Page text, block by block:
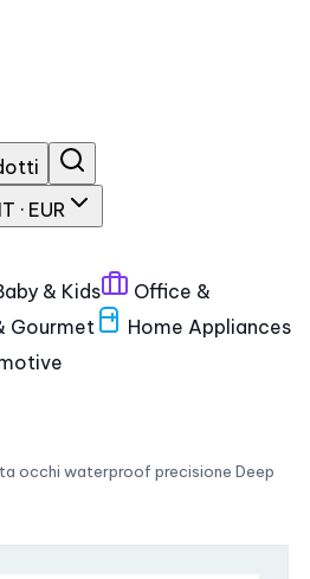
IT · EUR
& Kids
Office &
Gourmet
Home Appliances
occhi waterproof precisione Deep